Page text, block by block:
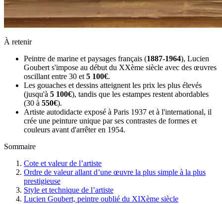
À retenir
Peintre de marine et paysages français (1887-1964), Lucien
Goubert s'impose au début du XXème siècle avec des œuvres
oscillant entre 30 et 5 100€.
Les gouaches et dessins atteignent les prix les plus élevés
(jusqu'à 5 100€), tandis que les estampes restent abordables
(30 à 550€).
Artiste autodidacte exposé à Paris 1937 et à l'international, il
crée une peinture unique par ses contrastes de formes et
couleurs avant d'arrêter en 1954.
Sommaire
Cote et valeur de l’artiste
Ordre de valeur allant d’une œuvre la plus simple à la plus
prestigieuse
Style et technique de l’artiste
Lucien Goubert, peintre oublié du XIXème siècle